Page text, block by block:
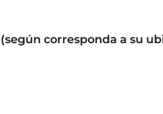
corresponda a su